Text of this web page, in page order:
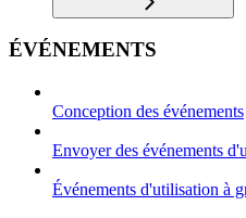
ÉVÉNEMENTS
Conception des événements
Envoyer des événements
Événements d'utilisation à